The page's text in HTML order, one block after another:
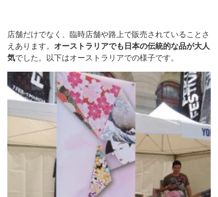
店舗だけでなく、臨時店舗や路上で販売されていることさ
えあります。 オーストラリアでも日本の伝統的な品が大人
気でした。以下はオーストラリアでの様子です。